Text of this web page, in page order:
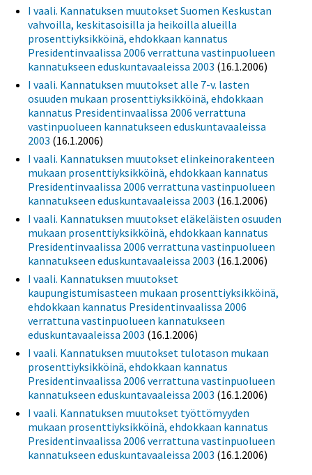
I vaali. Kannatuksen muutokset Suomen Keskustan
vahvoilla, keskitasoisilla ja heikoilla alueilla
prosenttiyksikköinä, ehdokkaan kannatus
Presidentinvaalissa 2006 verrattuna vastinpuolueen
kannatukseen eduskuntavaaleissa 2003 (16.1.2006)
I vaali. Kannatuksen muutokset alle 7-v. lasten
osuuden mukaan prosenttiyksikköinä, ehdokkaan
kannatus Presidentinvaalissa 2006 verrattuna
vastinpuolueen kannatukseen eduskuntavaaleissa
2003 (16.1.2006)
I vaali. Kannatuksen muutokset elinkeinorakenteen
mukaan prosenttiyksikköinä, ehdokkaan kannatus
Presidentinvaalissa 2006 verrattuna vastinpuolueen
kannatukseen eduskuntavaaleissa 2003 (16.1.2006)
I vaali. Kannatuksen muutokset eläkeläisten osuuden
mukaan prosenttiyksikköinä, ehdokkaan kannatus
Presidentinvaalissa 2006 verrattuna vastinpuolueen
kannatukseen eduskuntavaaleissa 2003 (16.1.2006)
I vaali. Kannatuksen muutokset
kaupungistumisasteen mukaan prosenttiyksikköinä,
ehdokkaan kannatus Presidentinvaalissa 2006
verrattuna vastinpuolueen kannatukseen
eduskuntavaaleissa 2003 (16.1.2006)
I vaali. Kannatuksen muutokset tulotason mukaan
prosenttiyksikköinä, ehdokkaan kannatus
Presidentinvaalissa 2006 verrattuna vastinpuolueen
kannatukseen eduskuntavaaleissa 2003 (16.1.2006)
I vaali. Kannatuksen muutokset työttömyyden
mukaan prosenttiyksikköinä, ehdokkaan kannatus
Presidentinvaalissa 2006 verrattuna vastinpuolueen
kannatukseen eduskuntavaaleissa 2003 (16.1.2006)